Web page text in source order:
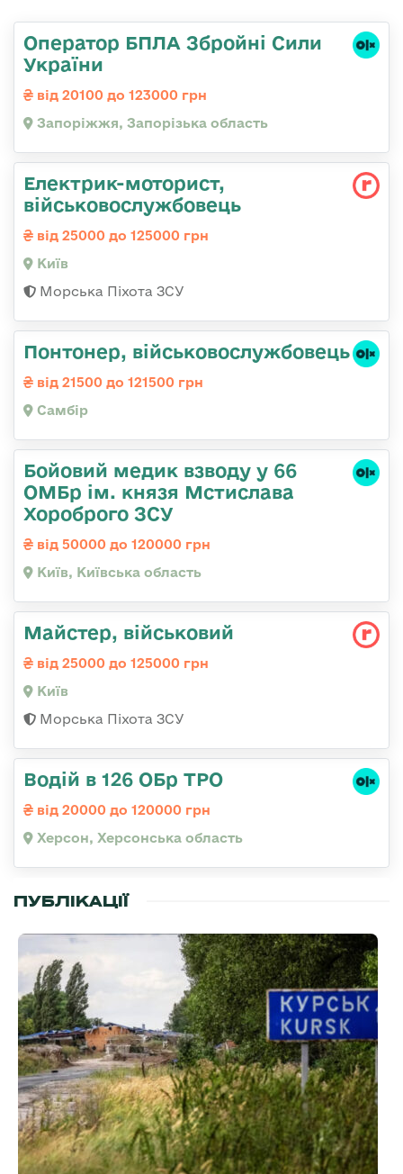
Оператор БПЛА Збройні Сили
України
від 20100 до 123000 грн
Запоріжжя, Запорізька область
Електрик-моторист,
військовослужбовець
від 25000 до 125000 грн
Київ
Морська Піхота ЗСУ
Понтонер, військовослужбовець
від 21500 до 121500 грн
Самбір
Бойовий медик взводу у 66
ОМБр ім. князя Мстислава
Хороброго ЗСУ
від 50000 до 120000 грн
Київ, Київська область
Майстеp, військовий
від 25000 до 125000 грн
Київ
Морська Піхота ЗСУ
Водій в 126 ОБр ТРО
від 20000 до 120000 грн
Херсон, Херсонська область
ПУБЛІКАЦІЇ